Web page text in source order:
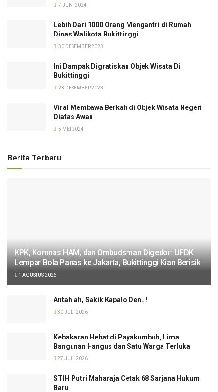
7 JUNI 2024
Lebih Dari 1000 Orang Mengantri di Rumah
Dinas Walikota Bukittinggi
30 DESEMBER 2023
Ini Dampak Digratiskan Objek Wisata Di
Bukittinggi
23 DESEMBER 2023
Viral Membawa Berkah di Objek Wisata Negeri
Diatas Awan
5 MEI 2024
Berita Terbaru
KPK, Komnas HAM, dan Ombudsman Digedor: UFDK
Lempar Bola Panas ke Jakarta, Bukittinggi Kian Berisik
1 AGUSTUS 2026
Antahlah, Sakik Kapalo Den…!
30 JULI 2026
Kebakaran Hebat di Payakumbuh, Lima
Bangunan Hangus dan Satu Warga Terluka
27 JULI 2026
STIH Putri Maharaja Cetak 68 Sarjana Hukum
Baru